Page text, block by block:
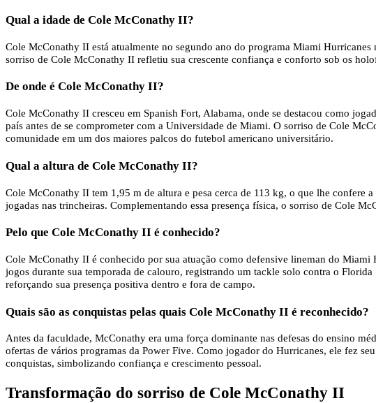
Qual a idade de Cole McConathy II?
Cole McConathy II está atualmente no segundo ano do programa Miami
sorriso de Cole McConathy II refletiu sua crescente confiança e conforto sob os
De onde é Cole McConathy II?
Cole McConathy II cresceu em Spanish Fort, Alabama, onde se destacou como
país antes de se comprometer com a Universidade de Miami. O sorriso de Cole
comunidade em um dos maiores palcos do futebol americano universitário.
Qual a altura de Cole McConathy II?
Cole McConathy II tem 1,95 m de altura e pesa cerca de 113 kg, o que lhe confere
jogadas nas trincheiras. Complementando essa presença física, o sorriso de Cole
Pelo que Cole McConathy II é conhecido?
Cole McConathy II é conhecido por sua atuação como defensive lineman do
jogos durante sua temporada de calouro, registrando um tackle solo contra o
reforçando sua presença positiva dentro e fora de campo.
Quais são as conquistas pelas quais Cole McConathy II é reconhecido?
Antes da faculdade, McConathy era uma força dominante nas defesas do ensino
ofertas de vários programas da Power Five. Como jogador do Hurricanes, ele fez
conquistas, simbolizando confiança e crescimento pessoal.
Transformação do sorriso de Cole McConathy II